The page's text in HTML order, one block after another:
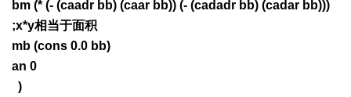
bm (* (- (caadr bb) (caar bb)) (- (cadadr bb) (cadar bb)))
;x*y相当于面积
mb (cons 0.0 bb)
an 0
)